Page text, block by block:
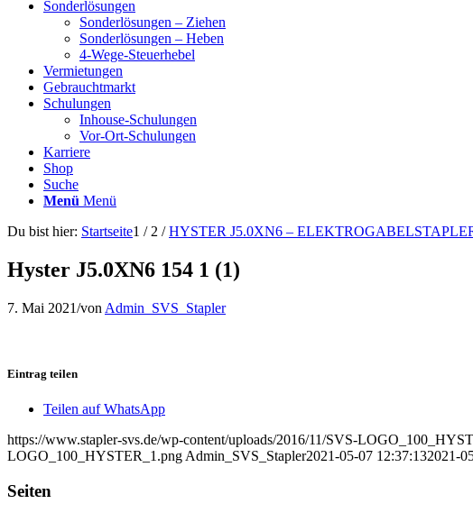
Sonderlösungen
Sonderlösungen – Ziehen
Sonderlösungen – Heben
4-Wege-Steuerhebel
Vermietungen
Gebrauchtmarkt
Schulungen
Inhouse-Schulungen
Vor-Ort-Schulungen
Karriere
Shop
Suche
Menü Menü
Du bist hier: Startseite1 / 2 / HYSTER J5.0XN6 –
Hyster J5.0XN6 154 1 (1)
7. Mai 2021/von Admin_SVS_Stapler
Eintrag teilen
Teilen auf WhatsApp
https://www.stapler-svs.de/wp-content/uploads/2016/11/SVS-
LOGO_100_HYSTER_1.png Admin_SVS_Stapler2021-05-07 12:37:132021-
Seiten